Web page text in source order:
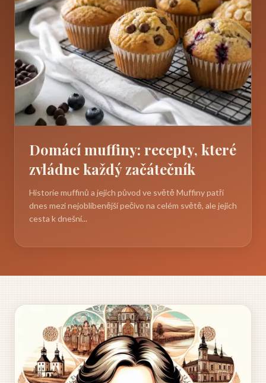
Domácí muffiny: recepty, které
zvládne každý začátečník
Historie muffinů a jejich původ ve světě Muffiny patří
dnes mezi nejoblíbenější pečivo na celém světě, ale jejich
cesta k dnešní...